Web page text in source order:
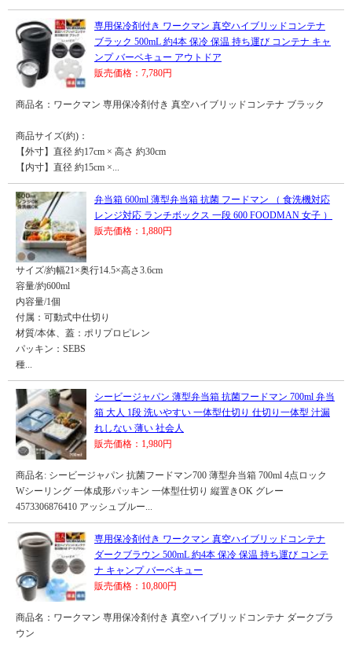
専用保冷剤付き ワークマン 真空ハイブリッドコンテナ
ブラック 500mL 約4本 保冷 保温 持ち運び コンテナ キャ
ンプ バーベキュー アウトドア
販売価格：7,780円
商品名：ワークマン 専用保冷剤付き 真空ハイブリッドコンテナ ブラック
商品サイズ(約)：
【外寸】直径 約17cm × 高さ 約30cm
【内寸】直径 約15cm ×...
弁当箱 600ml 薄型弁当箱 抗菌 フードマン （ 食洗機対応
レンジ対応 ランチボックス 一段 600 FOODMAN 女子 ）
販売価格：1,880円
サイズ/約幅21×奥行14.5×高さ3.6cm
容量/約600ml
内容量/1個
付属：可動式中仕切り
材質/本体、蓋：ポリプロピレン
パッキン：SEBS
種...
シービージャパン 薄型弁当箱 抗菌フードマン 700ml 弁当
箱 大人 1段 洗いやすい 一体型仕切り 仕切り一体型 汁漏
れしない 薄い 社会人
販売価格：1,980円
商品名: シービージャパン 抗菌フードマン700 薄型弁当箱 700ml 4点ロック
Wシーリング 一体成形パッキン 一体型仕切り 縦置きOK グレー
4573306876410 アッシュブルー...
専用保冷剤付き ワークマン 真空ハイブリッドコンテナ
ダークブラウン 500mL 約4本 保冷 保温 持ち運び コンテ
ナ キャンプ バーベキュー
販売価格：10,800円
商品名：ワークマン 専用保冷剤付き 真空ハイブリッドコンテナ ダークブラ
ウン